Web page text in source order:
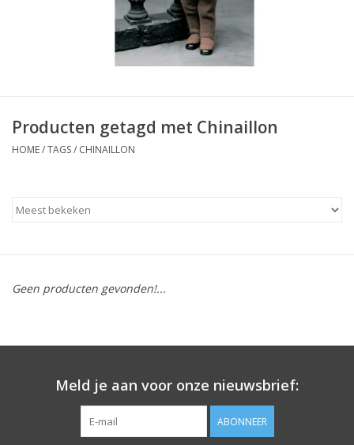
Producten getagd met Chinaillon
HOME/TAGS/ CHINAILLON
Geen producten gevonden!...
Meld je aan voor onze nieuwsbrief:
ABONNEER